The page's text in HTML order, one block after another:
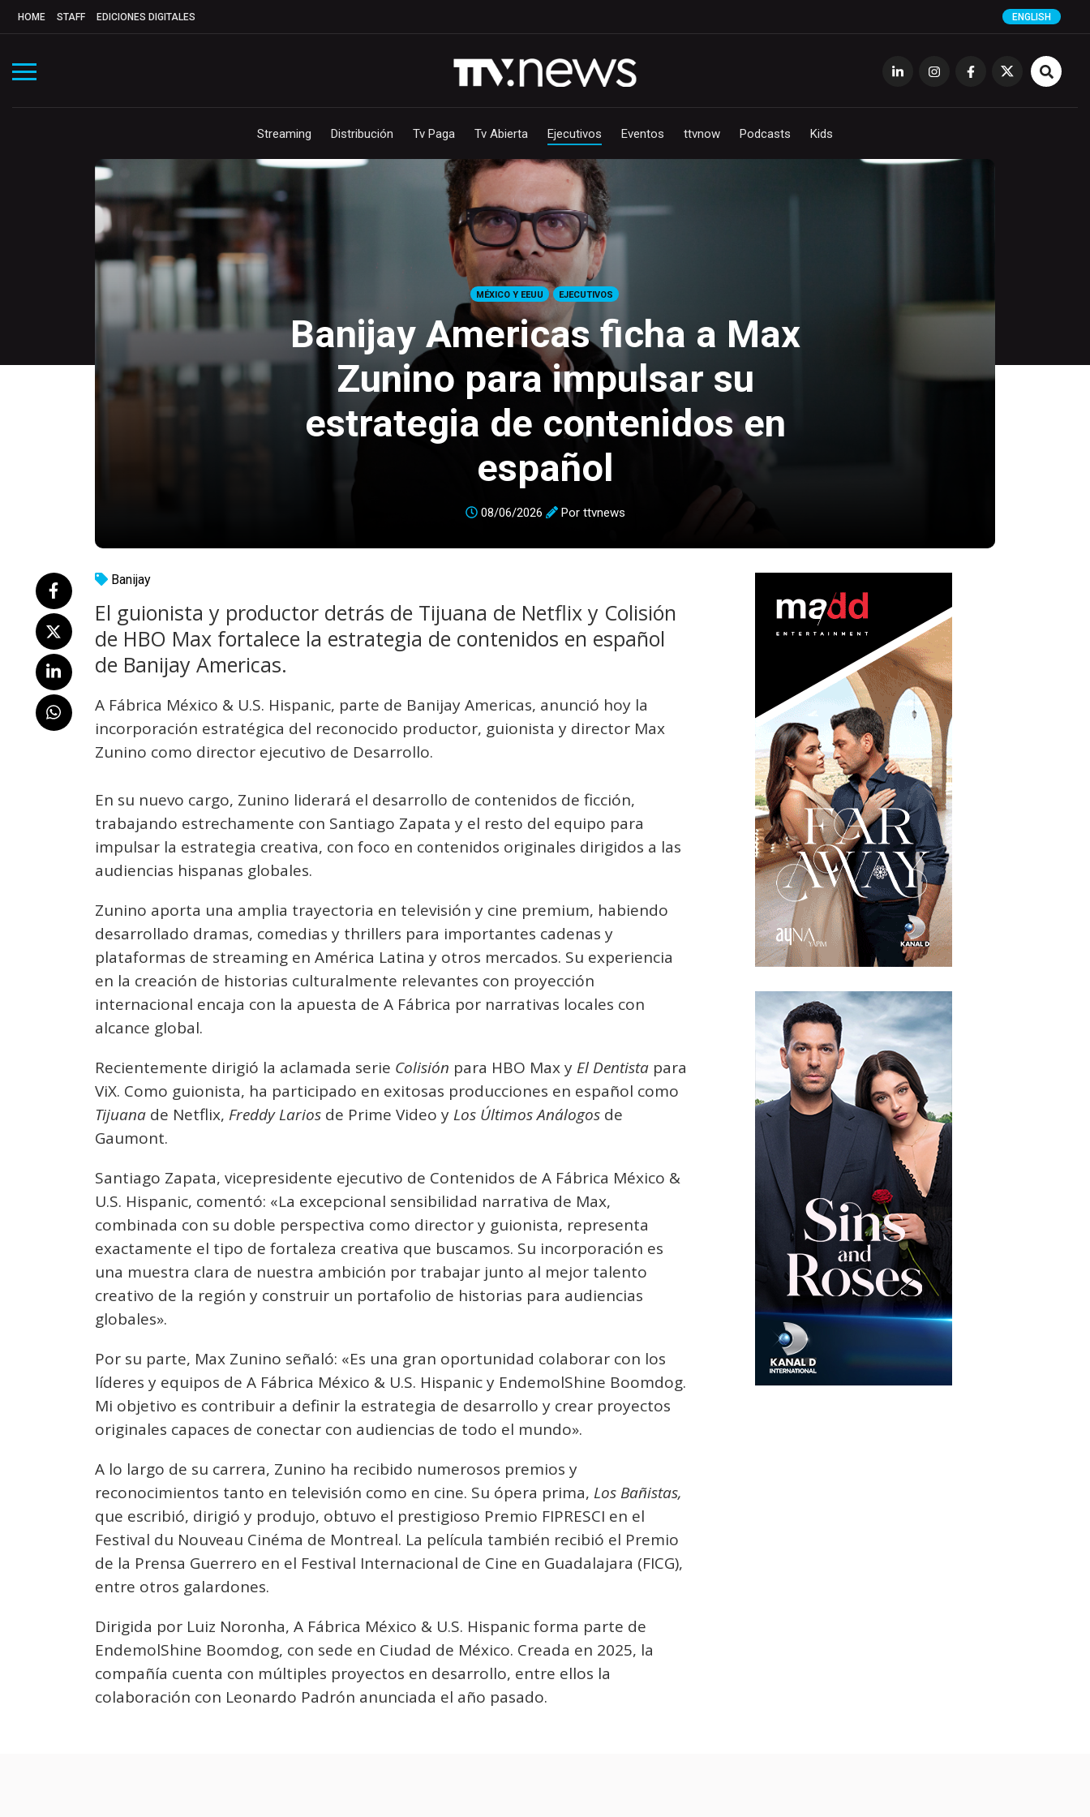
HOME STAFF EDICIONES DIGITALES ENGLISH
Streaming Distribución Tv Paga Tv Abierta Ejecutivos Eventos ttvnow Podcasts Kids
MÉXICO Y EEUU EJECUTIVOS
Banijay Americas ficha a Max
Zunino para impulsar su
estrategia de contenidos en
español
08/06/2026 Por ttvnews
Banijay
El guionista y productor detrás de Tijuana de Netflix y Colisión
de HBO Max fortalece la estrategia de contenidos en español
de Banijay Americas.
A Fábrica México & U.S. Hispanic, parte de Banijay Americas, anunció hoy la
incorporación estratégica del reconocido productor, guionista y director Max
Zunino como director ejecutivo de Desarrollo.
En su nuevo cargo, Zunino liderará el desarrollo de contenidos de ficción,
trabajando estrechamente con Santiago Zapata y el resto del equipo para
impulsar la estrategia creativa, con foco en contenidos originales dirigidos a las
audiencias hispanas globales.
Zunino aporta una amplia trayectoria en televisión y cine premium, habiendo
desarrollado dramas, comedias y thrillers para importantes cadenas y
plataformas de streaming en América Latina y otros mercados. Su experiencia
en la creación de historias culturalmente relevantes con proyección
internacional encaja con la apuesta de A Fábrica por narrativas locales con
alcance global.
Recientemente dirigió la aclamada serie Colisión para HBO Max y El Dentista para
ViX. Como guionista, ha participado en exitosas producciones en español como
Tijuana de Netflix, Freddy Larios de Prime Video y Los Últimos Análogos de
Gaumont.
Santiago Zapata, vicepresidente ejecutivo de Contenidos de A Fábrica México &
U.S. Hispanic, comentó: «La excepcional sensibilidad narrativa de Max,
combinada con su doble perspectiva como director y guionista, representa
exactamente el tipo de fortaleza creativa que buscamos. Su incorporación es
una muestra clara de nuestra ambición por trabajar junto al mejor talento
creativo de la región y construir un portafolio de historias para audiencias
globales».
Por su parte, Max Zunino señaló: «Es una gran oportunidad colaborar con los
líderes y equipos de A Fábrica México & U.S. Hispanic y EndemolShine Boomdog.
Mi objetivo es contribuir a definir la estrategia de desarrollo y crear proyectos
originales capaces de conectar con audiencias de todo el mundo».
A lo largo de su carrera, Zunino ha recibido numerosos premios y
reconocimientos tanto en televisión como en cine. Su ópera prima, Los Bañistas,
que escribió, dirigió y produjo, obtuvo el prestigioso Premio FIPRESCI en el
Festival du Nouveau Cinéma de Montreal. La película también recibió el Premio
de la Prensa Guerrero en el Festival Internacional de Cine en Guadalajara (FICG),
entre otros galardones.
Dirigida por Luiz Noronha, A Fábrica México & U.S. Hispanic forma parte de
EndemolShine Boomdog, con sede en Ciudad de México. Creada en 2025, la
compañía cuenta con múltiples proyectos en desarrollo, entre ellos la
colaboración con Leonardo Padrón anunciada el año pasado.